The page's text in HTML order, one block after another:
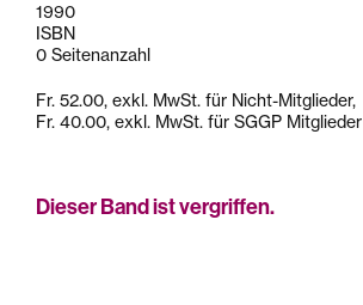
1990
ISBN
0 Seitenanzahl
Fr. 52.00, exkl. MwSt. für Nicht-Mitglieder,
Fr. 40.00, exkl. MwSt. für SGGP Mitglieder
Dieser Band ist vergriffen.